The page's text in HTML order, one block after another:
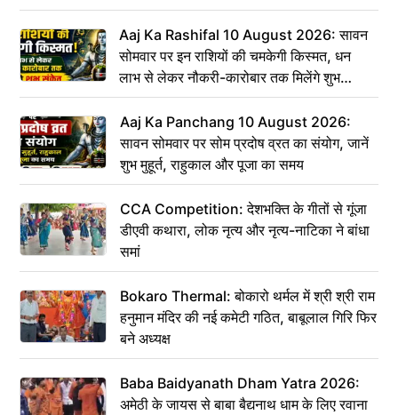
Aaj Ka Rashifal 10 August 2026: सावन
सोमवार पर इन राशियों की चमकेगी किस्मत, धन
लाभ से लेकर नौकरी-कारोबार तक मिलेंगे शुभ
संकेत
Aaj Ka Panchang 10 August 2026:
सावन सोमवार पर सोम प्रदोष व्रत का संयोग, जानें
शुभ मुहूर्त, राहुकाल और पूजा का समय
CCA Competition: देशभक्ति के गीतों से गूंजा
डीएवी कथारा, लोक नृत्य और नृत्य-नाटिका ने बांधा
समां
Bokaro Thermal: बोकारो थर्मल में श्री श्री राम
हनुमान मंदिर की नई कमेटी गठित, बाबूलाल गिरि फिर
बने अध्यक्ष
Baba Baidyanath Dham Yatra 2026:
अमेठी के जायस से बाबा बैद्यनाथ धाम के लिए रवाना